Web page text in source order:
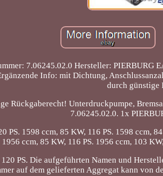
7.06245.02.0 Hersteller: PIERBURG
Info: mit Dichtung,
durch günstige
Rückgaberecht! Unterdruckpumpe,
7.06245.02.0. 1x
PS. 1598 ccm, 85 KW, 116 PS. 1598 ccm,
1956 ccm, 85 KW, 116 PS. 1956 ccm, 103
PS. Die aufgeführten Namen und
auf dem gelieferten Aggregat kann von